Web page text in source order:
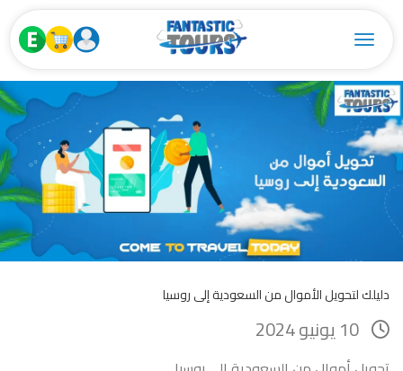
Toggle navigation
دليلك لتحويل الأموال من السعودية إلى روسيا